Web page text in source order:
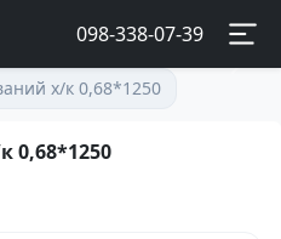
098-338-07-39
х/к 0,68*1250
0,68*1250